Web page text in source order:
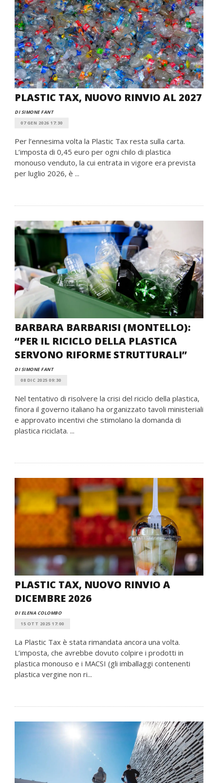
PLASTIC TAX, NUOVO RINVIO AL 2027
DI SIMONE FANT
07 GEN 2026 17:30
Per l’ennesima volta la Plastic Tax resta sulla carta.
L’imposta di 0,45 euro per ogni chilo di plastica
monouso venduto, la cui entrata in vigore era prevista
per luglio 2026, è ...
BARBARA BARBARISI (MONTELLO):
“PER IL RICICLO DELLA PLASTICA
SERVONO RIFORME STRUTTURALI”
DI SIMONE FANT
08 DIC 2025 09:30
Nel tentativo di risolvere la crisi del riciclo della plastica,
finora il governo italiano ha organizzato tavoli ministeriali
e approvato incentivi che stimolano la domanda di
plastica riciclata. ...
PLASTIC TAX, NUOVO RINVIO A
DICEMBRE 2026
DI ELENA COLOMBO
15 OTT 2025 17:00
La Plastic Tax è stata rimandata ancora una volta.
L’imposta, che avrebbe dovuto colpire i prodotti in
plastica monouso e i MACSI (gli imballaggi contenenti
plastica vergine non ri...